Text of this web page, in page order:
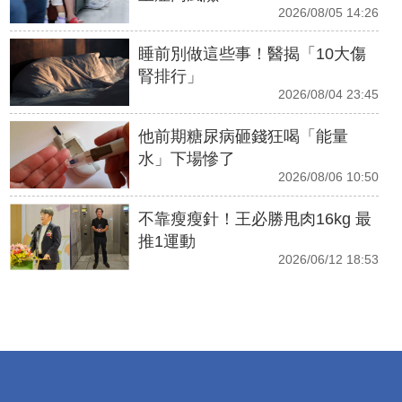
2026/08/05 14:26
睡前別做這些事！醫揭「10大傷
腎排行」
2026/08/04 23:45
他前期糖尿病砸錢狂喝「能量
水」下場慘了
2026/08/06 10:50
不靠瘦瘦針！王必勝甩肉16kg 最
推1運動
2026/06/12 18:53